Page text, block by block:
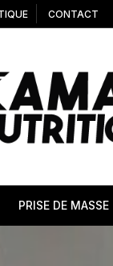
CONTACT
PRISE DE MASSE